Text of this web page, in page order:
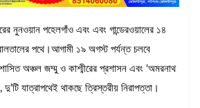
নুনওয়ান পহেলগাঁও এবং এবং গান্ডেরওয়ালের ১৪
পথে।আগামী ১৯ অগস্ট পর্যন্ত চলবে
অঞ্চল জম্মু ও কাশ্মীরের প্রশাসন এবং ‘অমরনাথ
দু’টি যাত্রাপথেই থাকছে ত্রিস্তরীয় নিরাপত্তা।